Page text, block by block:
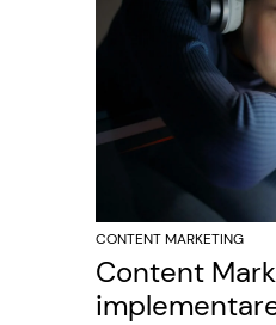
CONTENT MARKETING
Content